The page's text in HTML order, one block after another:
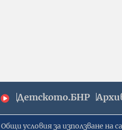
Детското.БНР
Общи условия за използване на